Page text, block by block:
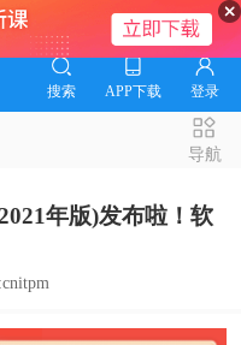
搜索 APP下载 登录
导航
年版)发布啦！软